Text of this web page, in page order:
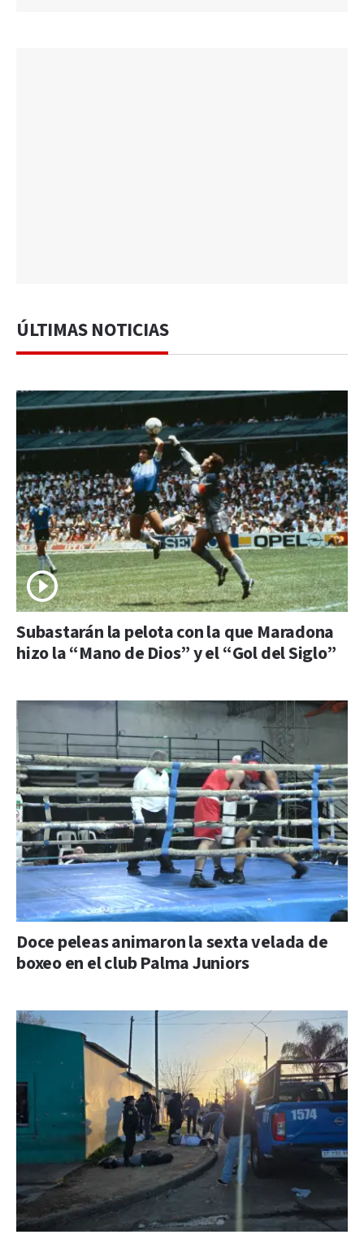
ÚLTIMAS NOTICIAS
Subastarán la pelota con la que Maradona
hizo la “Mano de Dios” y el “Gol del Siglo”
Doce peleas animaron la sexta velada de
boxeo en el club Palma Juniors